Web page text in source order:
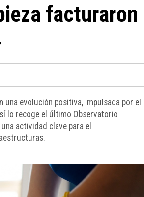
facturaron
una evolución positiva, impulsada por el
lo recoge el último Observatorio
actividad clave para el